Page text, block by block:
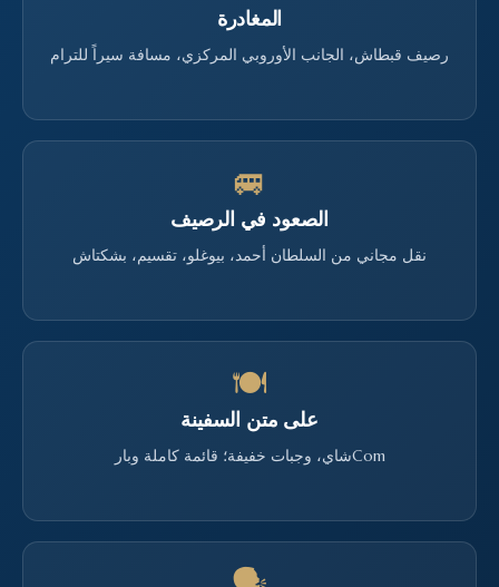
المغادرة
رصيف قبطاش، الجانب الأوروبي المركزي، مسافة سيراً للترام
🚐
الصعود في الرصيف
نقل مجاني من السلطان أحمد، بيوغلو، تقسيم، بشكتاش
🍽
على متن السفينة
Comشاي، وجبات خفيفة؛ قائمة كاملة وبار